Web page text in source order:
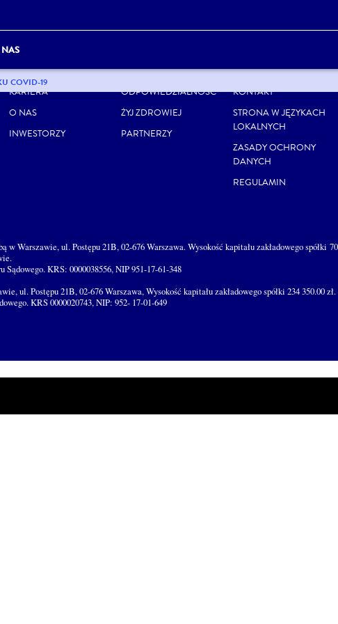
COVID-19
KONSUMENCI
KARIERA
O NAS
INWESTORZY
NEWSROOM / MEDIA
ODPOWIEDZIALNOŚĆ
ŻYJ ZDROWIEJ
PARTNERZY
MAPA STRONY
KONTAKT
STRONA W JĘZYKACH
LOKALNYCH
ZASADY OCHRONY
DANYCH
REGULAMIN
Warszawie, ul. Postępu 21B, 02-676 Warszawa. Wysokość kapitału zakładowego spółki
KRS: 0000038556, NIP 951-17-61-348
ul. Postępu 21B, 02-676 Warszawa, Wysokość kapitału zakładowego spółki 234 350.00
KRS 0000020743, NIP: 952- 17-01-649